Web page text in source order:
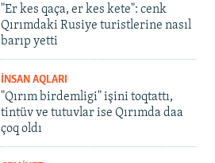
"Er kes qaça, er kes kete": cenk
Qırımdaki Rusiye turistlerine nasıl
barıp yetti
İNSAN AQLARI
"Qırım birdemligi" işini toqtattı,
tintüv ve tutuvlar ise Qırımda daa
çoq oldı